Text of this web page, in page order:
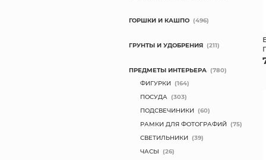
ГОРШКИ И КАШПО (496)
ГРУНТЫ И УДОБРЕНИЯ (211)
ПРЕДМЕТЫ ИНТЕРЬЕРА (780)
ФИГУРКИ (164)
ПОСУДА (303)
ПОДСВЕЧИНИКИ (60)
РАМКИ ДЛЯ ФОТОГРАФИЙ (75)
СВЕТИЛЬНИКИ (39)
ЧАСЫ (26)